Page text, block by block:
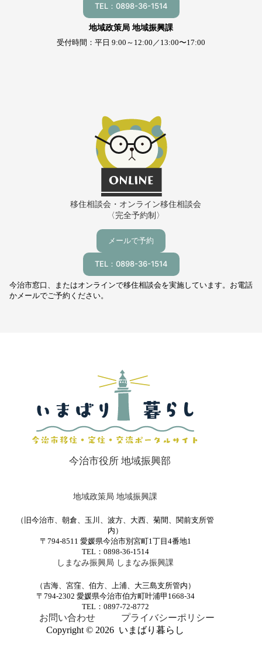
TEL：0898-36-1514
地域政策局 地域振興課
受付時間：平日 9:00～12:00／13:00〜17:00
移住相談会・オンライン移住相談会
〈完全予約制〉
メールで予約
TEL：0898-36-1514
今治市窓口、またはオンラインで移住相談会を実施しています。お電話
かメールでご予約ください。
今治市役所 地域振興部
地域政策局 地域振興課
（旧今治市、朝倉、玉川、波方、大西、菊間、関前支所管
内）
〒794-8511 愛媛県今治市別宮町1丁目4番地1
TEL：0898-36-1514
しまなみ振興局 しまなみ振興課
（吉海、宮窪、伯方、上浦、大三島支所管内）
〒794-2302 愛媛県今治市伯方町叶浦甲1668-34
TEL：0897-72-8772
お問い合わせ
プライバシーポリシー
Copyright © 2026 いまばり暮らし